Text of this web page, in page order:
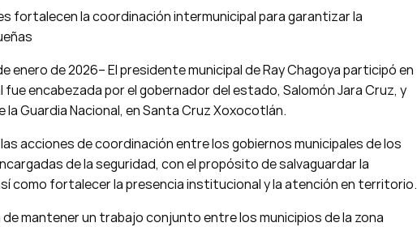
fortalecen la coordinación intermunicipal para garantizar la
enero de 2026– El presidente municipal de Ray Chagoya participó en
fue encabezada por el gobernador del estado, Salomón Jara Cruz, y
la Guardia Nacional, en Santa Cruz Xoxocotlán.
acciones de coordinación entre los gobiernos municipales de los
de la seguridad, con el propósito de salvaguardar la
como fortalecer la presencia institucional y la atención en territorio.
mantener un trabajo conjunto entre los municipios de la zona